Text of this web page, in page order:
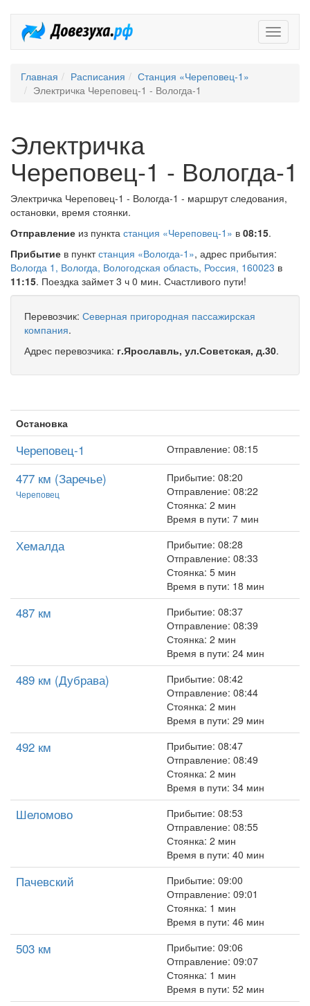
Главная Расписания
Станция «Череповец-1»
Электричка Череповец-1 - Вологда-1
Электричка
Череповец-1 - Вологда-1
Электричка Череповец-1 - Вологда-1 - маршрут следования,
остановки, время стоянки.
Отправление из пункта станция «Череповец-1» в 08:15.
Прибытие в пунктстанция «Вологда-1», адрес прибытия:
Вологда 1, Вологда, Вологодская область, Россия, 160023 в
11:15. Поездка займет 3 ч 0 мин. Счастливого пути!
Перевозчик: Северная пригородная пассажирская
компания.
Адрес перевозчика: г.Ярославль, ул.Советская, д.30.
Остановка
Череповец-1 Отправление: 08:15
477 км (Заречье)
Череповец
Прибытие: 08:20
Отправление: 08:22
Стоянка: 2 мин
Время в пути: 7 мин
Хемалда
Прибытие: 08:28
Отправление: 08:33
Стоянка: 5 мин
Время в пути: 18 мин
487 км
Прибытие: 08:37
Отправление: 08:39
Стоянка: 2 мин
Время в пути: 24 мин
489 км (Дубрава)
Прибытие: 08:42
Отправление: 08:44
Стоянка: 2 мин
Время в пути: 29 мин
492 км
Прибытие: 08:47
Отправление: 08:49
Стоянка: 2 мин
Время в пути: 34 мин
Шеломово
Прибытие: 08:53
Отправление: 08:55
Стоянка: 2 мин
Время в пути: 40 мин
Пачевский
Прибытие: 09:00
Отправление: 09:01
Стоянка: 1 мин
Время в пути: 46 мин
503 км
Прибытие: 09:06
Отправление: 09:07
Стоянка: 1 мин
Время в пути: 52 мин